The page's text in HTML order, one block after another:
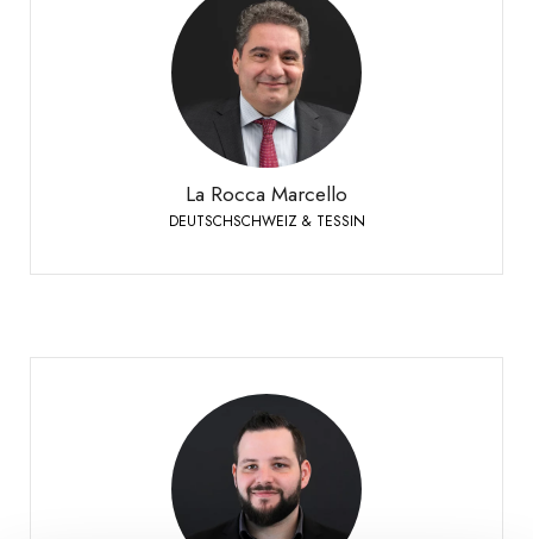
La Rocca Marcello
DEUTSCHSCHWEIZ & TESSIN
La Rocca Marcello
DEUTSCHSCHWEIZ & TESSIN
Verkaufsleiter Deutschschweiz & Tessin
Handy:
+41 79 447 94 48
Lehmann Martin
VERKAUF DEUTSCHSCHWEIZ
Product Manager Spirituosen